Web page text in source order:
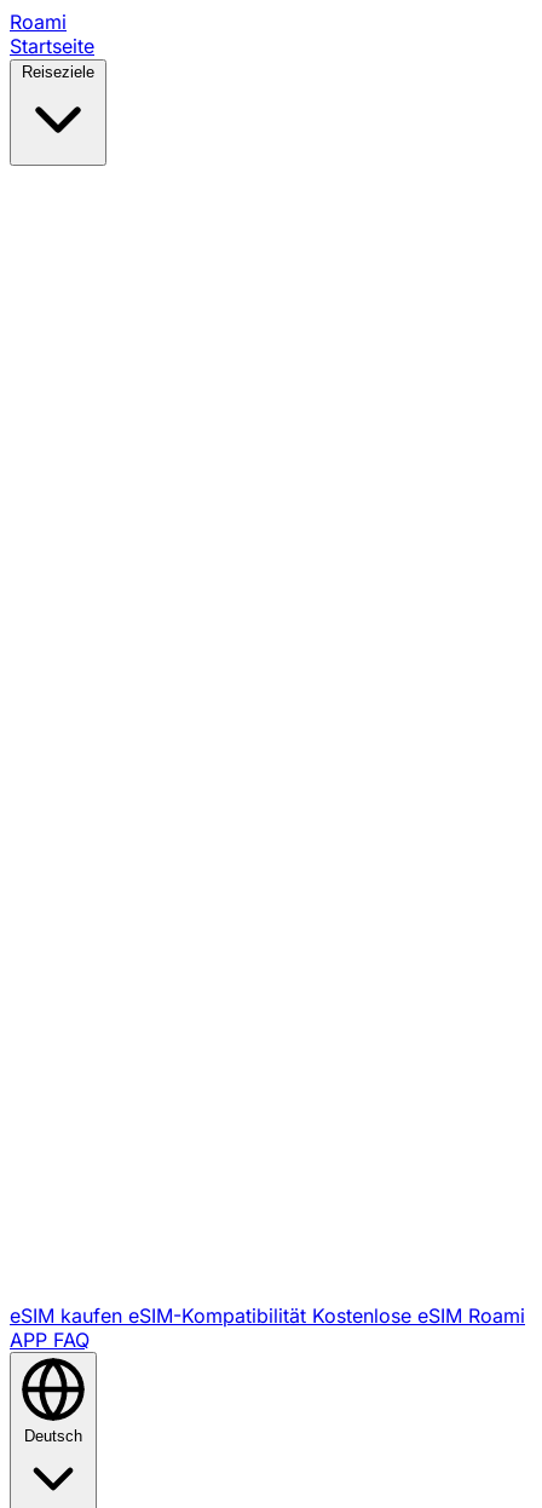
Roami
Startseite
Reiseziele
eSIM kaufen eSIM-Kompatibilität Kostenlose eSIM Roami
APP FAQ
Deutsch